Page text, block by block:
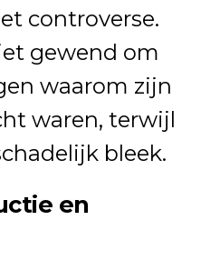
controverse.
gewend om
waarom zijn
waren, terwijl
bleek.
en